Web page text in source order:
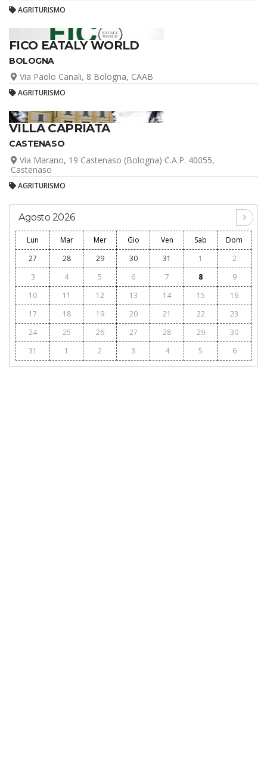
AGRITURISMO
FICO EATALY WORLD
BOLOGNA
Via Paolo Canali, 8 Bologna, CAAB
AGRITURISMO
VILLA CAPRIATA
CASTENASO
Via Marano, 19 Castenaso (Bologna) C.A.P. 40055,
Castenaso
AGRITURISMO
Agosto 2026
Lun Mar Mer Gio Ven Sab
Dom
27
28 29 30 31 1
2
3
4 5 6 7 8
9
10
11 12 13 14 15
16
17
18 19 20 21 22
23
24
25 26 27 28 29
30
31
1 2 3 4 5 6